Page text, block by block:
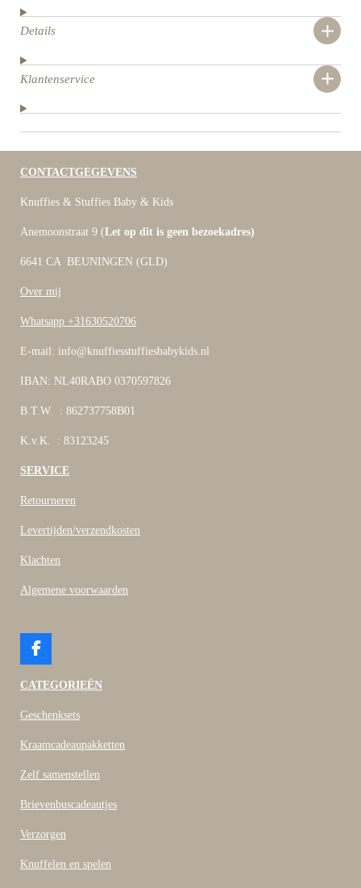
Details
Klantenservice
CONTACTGEGEVENS
Knuffies & Stuffies Baby & Kids
Anemoonstraat 9 (Let op dit is geen bezoekadres)
6641 CA BEUNINGEN (GLD)
Over mij
Whatsapp +31630520706
E-mail: info@knuffiesstuffiesbabykids.nl
IBAN: NL40RABO 0370597826
B.T.W. : 862737758B01
K.v.K. : 83123245
SERVICE
Retourneren
Levertijden/verzendkosten
Klachten
Algemene voorwaarden
F
c
b
o
CATEGORIEËN
Geschenksets
Kraamcadeaupakketten
Zelf samenstellen
Brievenbuscadeautjes
Verzorgen
Knuffelen en spelen